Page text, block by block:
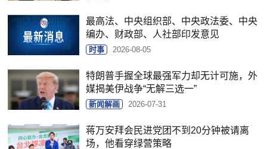
最高法、中央组织部、中央政法委、中央
编办、财政部、人社部印发意见
时事 2026-08-05
特朗普手握全球最强军力却无计可施，外
媒揭美伊战争“无解三选一”
新闻解画 2026-07-31
蒋万安拜会民进党团不到20分钟被请离
场，他看穿绿营策略